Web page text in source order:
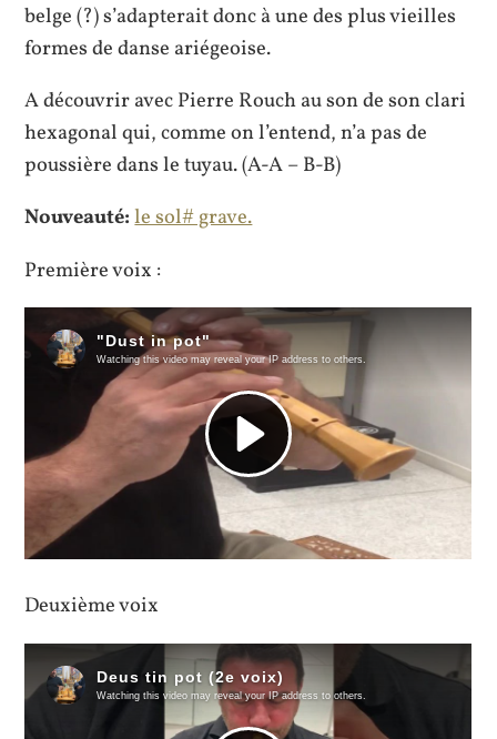
belge (?) s’adapterait donc à une des plus vieilles
formes de danse ariégeoise.
A découvrir avec Pierre Rouch au son de son clari
hexagonal qui, comme on l’entend, n’a pas de
poussière dans le tuyau. (A-A – B-B)
Nouveauté: le sol# grave.
Première voix :
Deuxième voix